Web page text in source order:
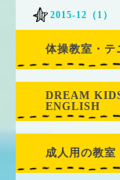
2015-12（1）
体操教室・テ
DREAM
ENGLISH
成人用の教室